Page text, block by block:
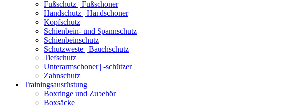
Fußschutz | Fußschoner
Handschutz | Handschoner
Kopfschutz
Schienbein- und Spannschutz
Schienbeinschutz
Schutzweste | Bauchschutz
Tiefschutz
Unterarmschoner | -schützer
Zahnschutz
Trainingsausrüstung
Boxringe und Zubehör
Boxsäcke